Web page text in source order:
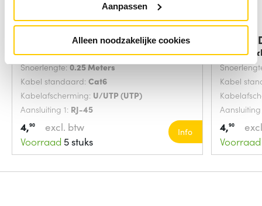
Aanpassen
Alleen noodzakelijke cookies
Digitus DK-1617-0025/B
netwerkkabel Blauw
Snoerlengte:0.25 Meters
Kabel standaard: Cat6
Kabelafscherming: U/UTP (UTP)
Aansluiting 1: RJ-45
4,90
excl. btw
Voorraad 5 stuks
Info
Digitus
Kabel
4,90
Voorraad